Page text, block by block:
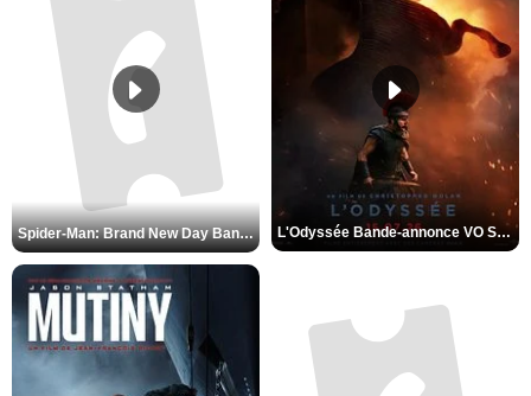
Spider-Man: Brand New Day Bande-annonce VO STFR L'Odyssée Bande-annonce VO STFR